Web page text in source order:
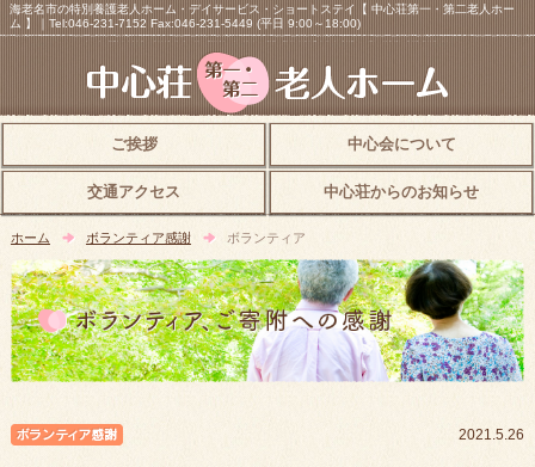
海老名市の特別養護老人ホーム・デイサービス・ショートステイ【 中心荘第一・第二老人ホー
ム 】｜Tel:046-231-7152 Fax:046-231-5449 (平日 9:00～18:00)
ご挨拶 中心会について
交通アクセス 中心荘からのお知らせ
ホーム ボランティア感謝 ボランティア
2021.5.26